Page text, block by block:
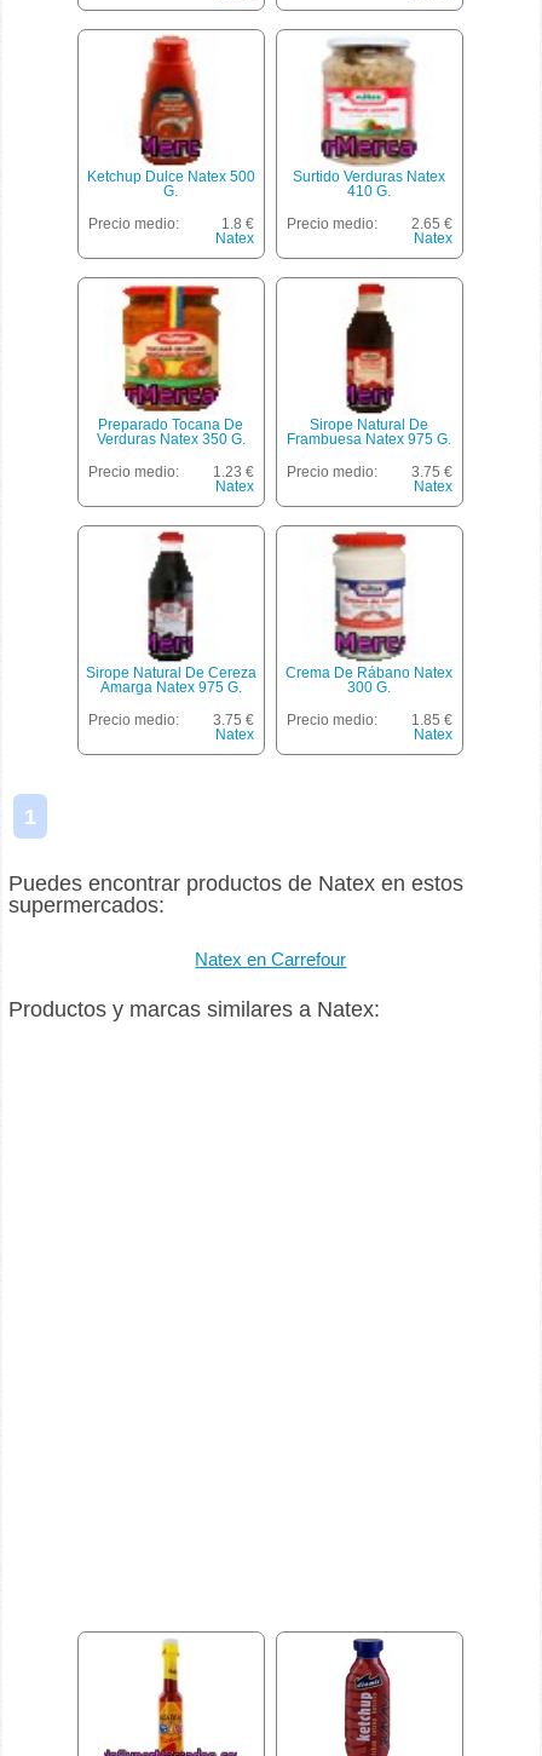
Ketchup Dulce Natex 500
G.
Precio medio:
1.8 €
Natex
Surtido Verduras Natex
410 G.
Precio medio:
2.65 €
Natex
Preparado Tocana De
Verduras Natex 350 G.
Precio medio:
1.23 €
Natex
Sirope Natural De
Frambuesa Natex 975 G.
Precio medio:
3.75 €
Natex
Sirope Natural De Cereza
Amarga Natex 975 G.
Precio medio:
3.75 €
Natex
Crema De Rábano Natex
300 G.
Precio medio:
1.85 €
Natex
1
Puedes encontrar productos de Natex en estos
supermercados:
Natex en Carrefour
Productos y marcas similares a Natex: